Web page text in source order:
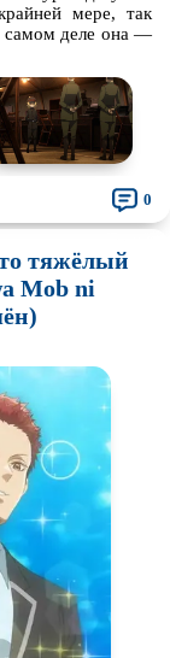
мере, так
самом деле она —
0
тяжёлый
Mob ni